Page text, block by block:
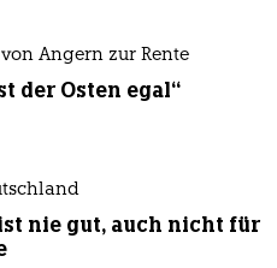
Angern zur Rente
der Osten egal“
nie gut, auch nicht für